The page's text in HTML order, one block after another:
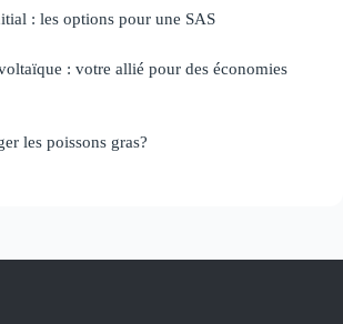
: les options pour une SAS
: votre allié pour des économies
les poissons gras?